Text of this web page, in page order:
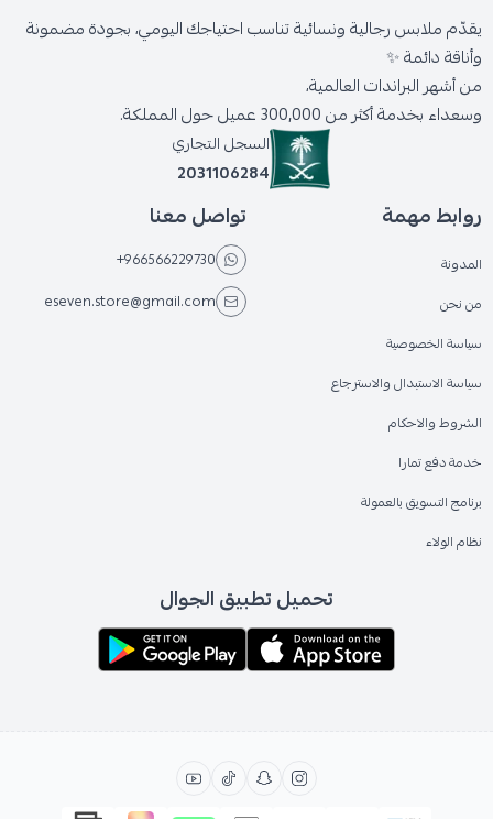
يقدّم ملابس رجالية ونسائية تناسب احتياجك اليومي، بجودة مضمونة
وأناقة دائمة ✨
من أشهر البراندات العالمية،
وسعداء بخدمة أكثر من 300,000 عميل حول المملكة.
السجل التجاري
2031106284
روابط مهمة
المدونة
من نحن
سياسة الخصوصية
سياسة الاستبدال والاسترجاع
الشروط والاحكام
خدمة دفع تمارا
برنامج التسويق بالعمولة
نظام الولاء
تواصل معنا
+966566229730
eseven.store@gmail.com
تحميل تطبيق الجوال